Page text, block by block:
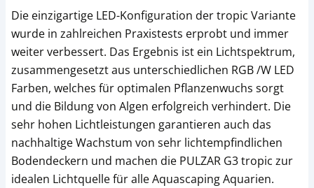
Die einzigartige LED-Konfiguration der tropic Variante
wurde in zahlreichen Praxistests erprobt und immer
weiter verbessert. Das Ergebnis ist ein Lichtspektrum,
zusammengesetzt aus unterschiedlichen RGB /W LED
Farben, welches für optimalen Pflanzenwuchs sorgt
und die Bildung von Algen erfolgreich verhindert. Die
sehr hohen Lichtleistungen garantieren auch das
nachhaltige Wachstum von sehr lichtempfindlichen
Bodendeckern und machen die PULZAR G3 tropic zur
idealen Lichtquelle für alle Aquascaping Aquarien.